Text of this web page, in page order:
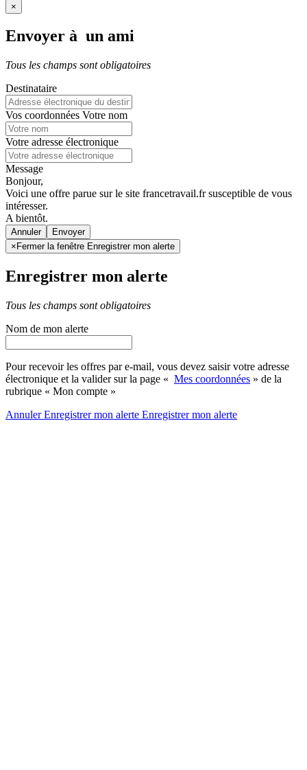
×
Envoyer à un ami
Tous les champs sont obligatoires
Destinataire
Vos coordonnées Votre nom
Votre adresse électronique
Message
Bonjour,
Voici une offre parue sur le site francetravail.fr susceptible de vous
intéresser.
A bientôt.
Annuler
× Fermer la fenêtre Enregistrer mon alerte
Enregistrer mon alerte
Tous les champs sont obligatoires
Nom de mon alerte
Pour recevoir les offres par e-mail, vous devez saisir votre adresse
électronique et la valider sur la page « Mes coordonnées » de la
rubrique « Mon compte »
AnnulerEnregistrer mon alerte Enregistrermon alerte